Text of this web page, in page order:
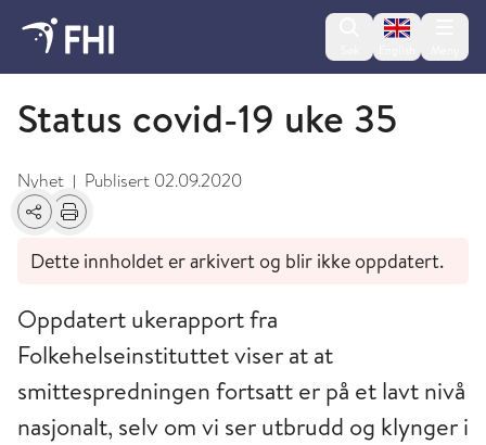
Change
September
Status covid-19 uke 35
Nyhet | Publisert 02.09.2020
Del Skriv ut
Dette innholdet er arkivert og blir ikke oppdatert.
Oppdatert ukerapport fra
Folkehelseinstituttet viser at at
smittespredningen fortsatt er på et lavt nivå
nasjonalt, selv om vi ser utbrudd og klynger i